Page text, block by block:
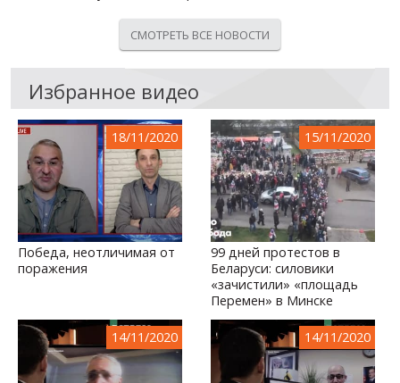
СМОТРЕТЬ ВСЕ НОВОСТИ
Избранное видео
18/11/2020
Победа, неотличимая от
поражения
15/11/2020
99 дней протестов в
Беларуси: силовики
«зачистили» «площадь
Перемен» в Минске
14/11/2020 14/11/2020